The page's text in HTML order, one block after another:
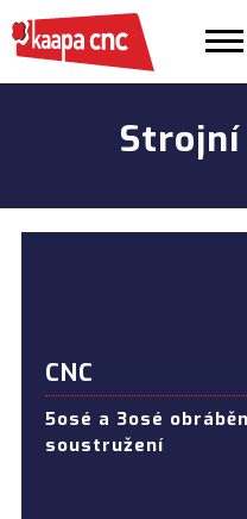
CNC
5osé a 3osé
soustružení